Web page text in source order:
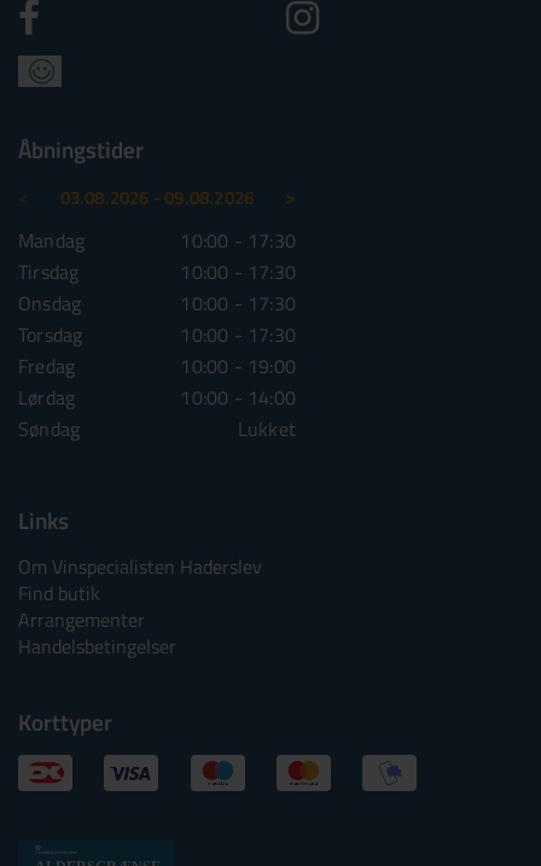
Åbningstider
>
03.08.2026 - 09.08.2026
Mandag
10:00 - 17:30
Tirsdag
10:00 - 17:30
Onsdag
10:00 - 17:30
Torsdag
10:00 - 17:30
Fredag
10:00 - 19:00
Lørdag
10:00 - 14:00
Søndag
Lukket
Links
Om Vinspecialisten Haderslev
Find butik
Arrangementer
Handelsbetingelser
Korttyper